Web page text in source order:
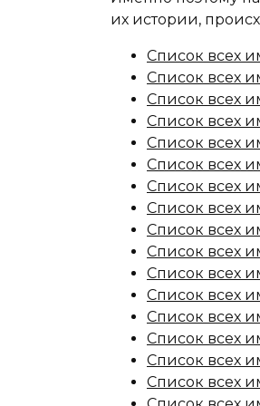
их истории,
Список всех
Список всех
Список всех
Список всех
Список всех
Список всех
Список всех
Список всех
Список всех
Список всех
Список всех
Список всех
Список всех
Список всех
Список всех
Список всех